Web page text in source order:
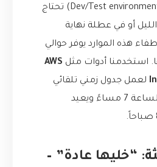
هل بيئة التطوير (Dev/Test environments) تحتاج
أو في عطلة نهاية
هذه الموارد يوفر حوالي
AWS
لعمل جدول زمني تلقائي
يطفئ السيرفرات الساعة 7 مساءً ويعيد
“خليها عادة” –